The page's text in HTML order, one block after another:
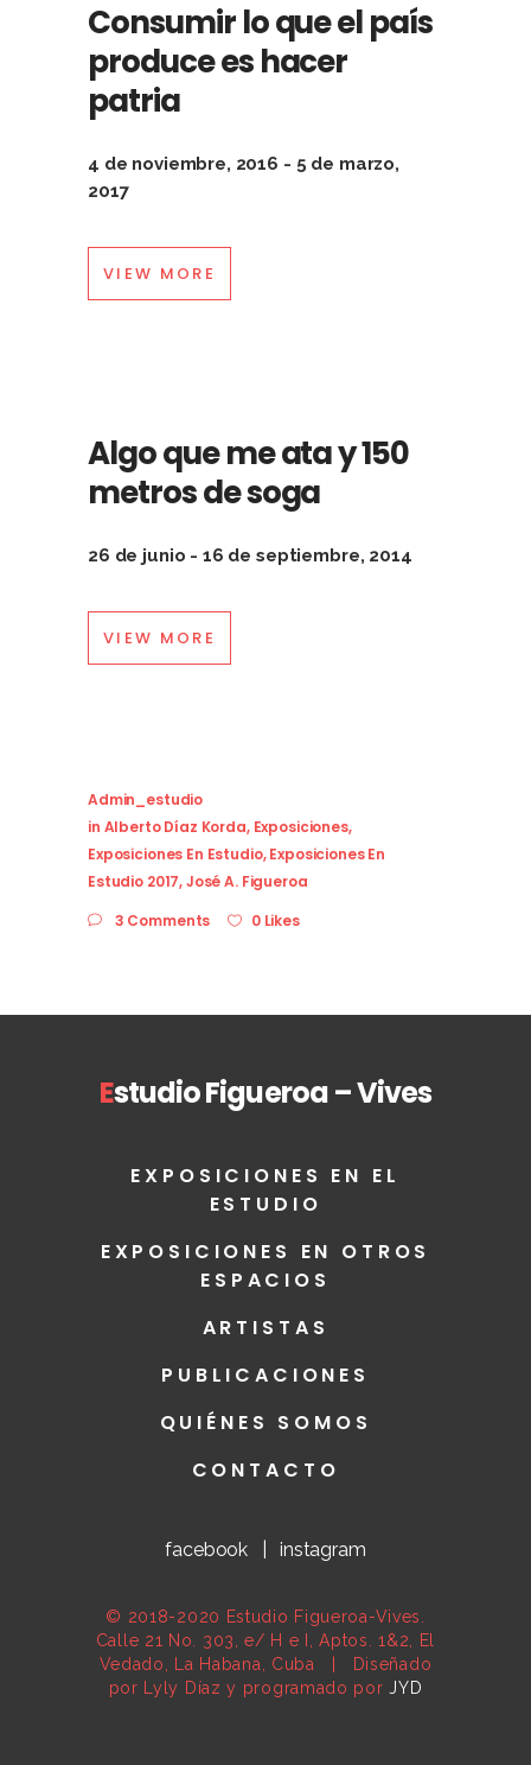
Consumir lo que el país
produce es hacer
patria
4 de noviembre, 2016 - 5 de marzo,
2017
VIEW MORE
Algo que me ata y 150
metros de soga
26 de junio - 16 de septiembre, 2014
VIEW MORE
Admin_estudio
in Alberto Díaz Korda, Exposiciones,
Exposiciones En Estudio,Exposiciones En
Estudio 2017,José A. Figueroa
3 Comments
0 Likes
Estudio Figueroa – Vives
EXPOSICIONES EN EL
ESTUDIO
EXPOSICIONES EN OTROS
ESPACIOS
ARTISTAS
PUBLICACIONES
QUIÉNES SOMOS
CONTACTO
facebook |instagram
© 2018-2020 Estudio Figueroa-Vives.
Calle 21 No. 303, e/ H e I, Aptos. 1&2, El
Vedado, La Habana, Cuba | Diseñado
por Lyly Díaz y programado por JYD